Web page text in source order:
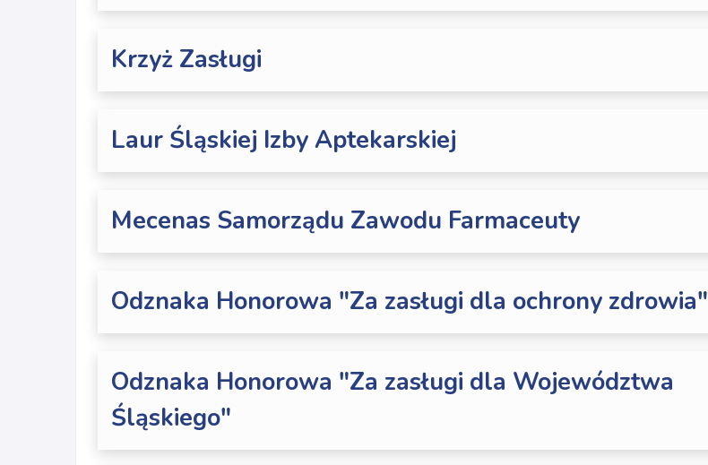
Krzyż Zasługi
Laur Śląskiej Izby Aptekarskiej
Mecenas Samorządu Zawodu Farmaceuty
Odznaka Honorowa "Za zasługi dla ochrony zdrowia"
Odznaka Honorowa "Za zasługi dla Województwa
Śląskiego"